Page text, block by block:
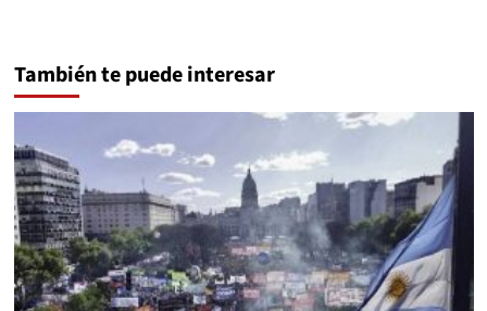
También te puede interesar